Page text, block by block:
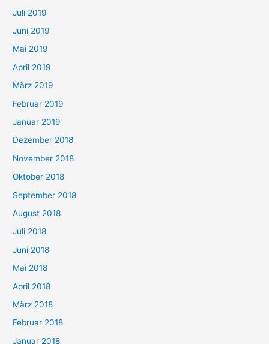
Juli 2019
Juni 2019
Mai 2019
April 2019
März 2019
Februar 2019
Januar 2019
Dezember 2018
November 2018
Oktober 2018
September 2018
August 2018
Juli 2018
Juni 2018
Mai 2018
April 2018
März 2018
Februar 2018
Januar 2018